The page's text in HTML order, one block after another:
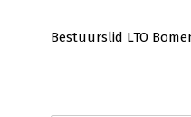
Bestuurslid LTO